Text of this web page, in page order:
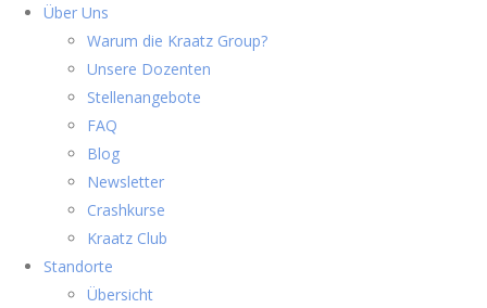
Über Uns
Warum die Kraatz Group?
Unsere Dozenten
Stellenangebote
FAQ
Blog
Newsletter
Crashkurse
Kraatz Club
Standorte
Übersicht